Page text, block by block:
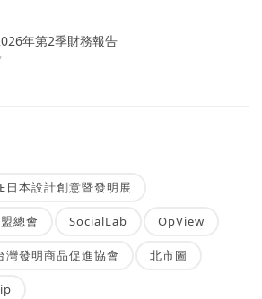
年第2季財務報告
日本設計創意暨發明展
總會 SocialLab OpView
灣發明商品促進協會 北市圖